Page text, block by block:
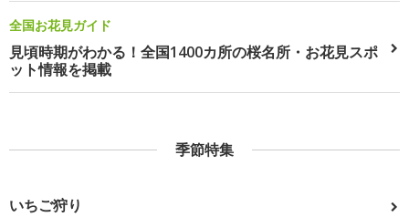
全国お花見ガイド
見頃時期がわかる！全国1400カ所の桜名所・お花見スポ
ット情報を掲載
季節特集
いちご狩り